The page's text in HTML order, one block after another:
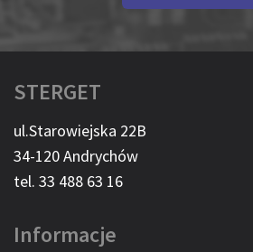
STERGET
ul.Starowiejska 22B
34-120 Andrychów
tel. 33 488 63 16
Informacje